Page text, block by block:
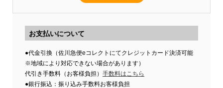
お支払いについて
●代金引換（佐川急便eコレクトにてクレジットカード決済可能
※地域により対応できない場合があります）
代引き手数料（お客様負担） 手数料はこちら
●銀行振込：振り込み手数料お客様負担